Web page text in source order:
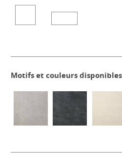
Motifs et couleurs disponibles